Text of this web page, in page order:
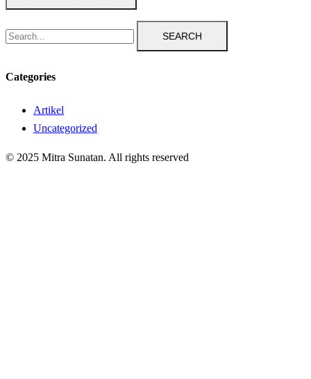
SEARCH
Categories
Artikel
Uncategorized
© 2025 Mitra Sunatan. All rights reserved